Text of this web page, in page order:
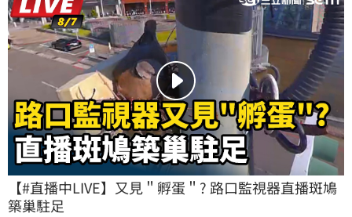
【#直播中LIVE】又見＂孵蛋＂? 路口監視器直播斑鳩
築巢駐足